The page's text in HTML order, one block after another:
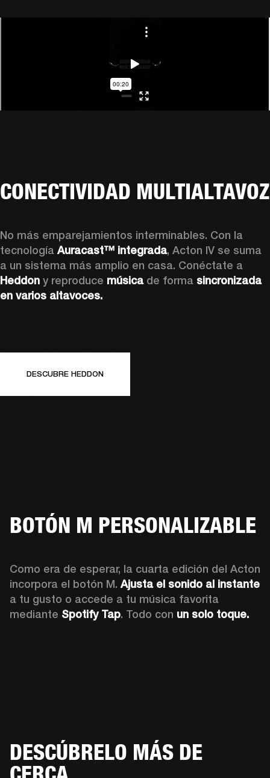
CONECTIVIDAD MULTIALTAVOZ
No más emparejamientos interminables. Con la
tecnología Auracast™ integrada, Acton IV se suma
a un sistema más amplio en casa. Conéctate a
Heddon y reproduce música de forma sincronizada
en varios altavoces.
DESCUBRE HEDDON
BOTÓN M PERSONALIZABLE
Como era de esperar, la cuarta edición del Acton
incorpora el botón M.
a tu gusto o accede a tu música favorita
mediante Spotify Tap. Todo con un solo toque.
DESCÚBRELO MÁS DE